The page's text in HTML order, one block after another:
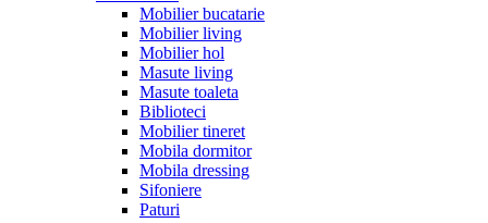
Mobilier bucatarie
Mobilier living
Mobilier hol
Masute living
Masute toaleta
Biblioteci
Mobilier tineret
Mobila dormitor
Mobila dressing
Sifoniere
Paturi